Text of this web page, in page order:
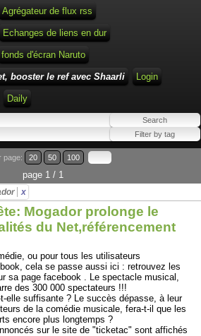
Agrégateur de flux rss
Echanges de liens en dur
fonds d'écran Naruto
booster le ref avec Shaarli Login
Daily
page: 20 50 100
page 1 / 1
x
Mogador prolonge le
du Net,référencement
ou pour tous les utilisateurs
cela se passe aussi ici : retrouvez les
sa page facebook . Le spectacle musical,
des 300 000 spectateurs !!!
elle suffisante ? Le succès dépasse, à leur
de la comédie musicale, fera-t-il que les
encore plus longtemps ?
sur le site de "ticketac" sont affichés